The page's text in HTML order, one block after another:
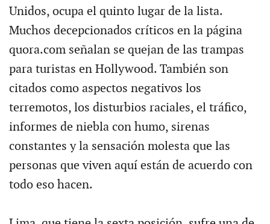
Unidos, ocupa el quinto lugar de la lista.
Muchos decepcionados críticos en la página
quora.com señalan se quejan de las trampas
para turistas en Hollywood. También son
citados como aspectos negativos los
terremotos, los disturbios raciales, el tráfico,
informes de niebla con humo, sirenas
constantes y la sensación molesta que las
personas que viven aquí están de acuerdo con
todo eso hacen.